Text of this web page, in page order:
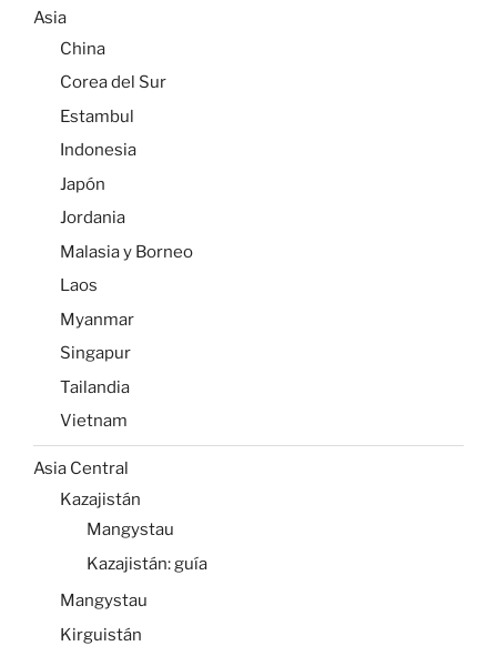
Asia
China
Corea del Sur
Estambul
Indonesia
Japón
Jordania
Malasia y Borneo
Laos
Myanmar
Singapur
Tailandia
Vietnam
Asia Central
Kazajistán
Mangystau
Kazajistán: guía
Mangystau
Kirguistán